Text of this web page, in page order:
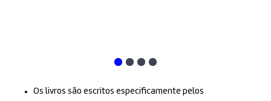
Os livros são escritos especificamente pelos